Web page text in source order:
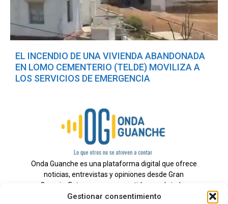
Gestionar consentimiento
EL INCENDIO DE UNA VIVIENDA ABANDONADA
EN LOMO CEMENTERIO (TELDE) MOVILIZA A
LOS SERVICIOS DE EMERGENCIA
Onda Guanche es una plataforma digital que ofrece
noticias, entrevistas y opiniones desde Gran
Canaria. Estamos comprometidos con brindar
información veraz y un periodismo independiente a